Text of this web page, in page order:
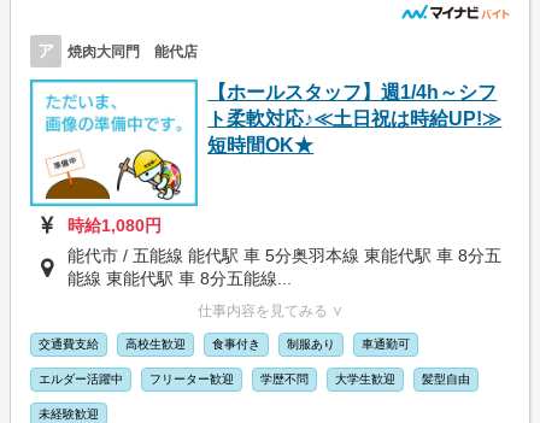
ア 焼肉大同門 能代店
【ホールスタッフ】週1/4h～シフ
ト柔軟対応♪≪土日祝は時給UP!≫
短時間OK★
時給1,080円
能代市 / 五能線 能代駅 車 5分奥羽本線 東能代駅 車 8分五
能線 東能代駅 車 8分五能線...
仕事内容を見てみる ∨
交通費支給 高校生歓迎 食事付き 制服あり 車通勤可
エルダー活躍中 フリーター歓迎 学歴不問 大学生歓迎 髪型自由
未経験歓迎